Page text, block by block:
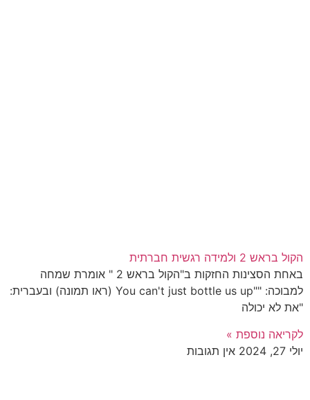
הקול בראש 2 ולמידה רגשית חברתית
באחת הסצינות החזקות ב"הקול בראש 2 " אומרת שמחה
למבוכה: ""You can't just bottle us up (ראו תמונה) ובעברית:
"את לא יכולה
לקריאה נוספת »
יולי 27, 2024
אין תגובות